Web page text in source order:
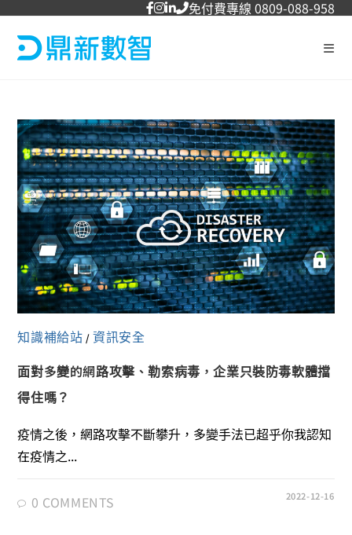
免付費專線 0809-088-958
知識補給站 /資訊安全
面對多變的網路攻擊、勒索病毒，企業只裝防毒軟體擋
得住嗎？
疫情之後，網路攻擊不斷攀升，多變手法已超乎你我認知
在疫情之...
0 COMMENTS 2022-12-16